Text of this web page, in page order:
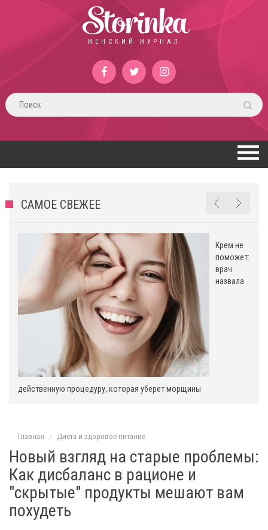
Storinka
ЖЕНСКИЙ ЖУРНАЛ
САМОЕ СВЕЖЕЕ
Крем не
поможет:
врач
назвала
действенную процедуру, которая уберет морщины
Главная Диета и здоровое питание
Новый взгляд на старые проблемы:
Как дисбаланс в рационе и
"скрытые" продукты мешают вам
похудеть